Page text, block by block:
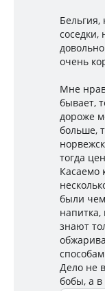
Бельгия,
соседки,
очень
Мне
бывает,
дороже
больше,
тогда
Касаемо
были
напитка,
знают
Дело не
бобы, а в